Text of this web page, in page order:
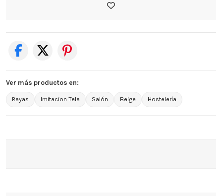
Ver más productos en:
Rayas Imitacion Tela Salón Beige Hostelería